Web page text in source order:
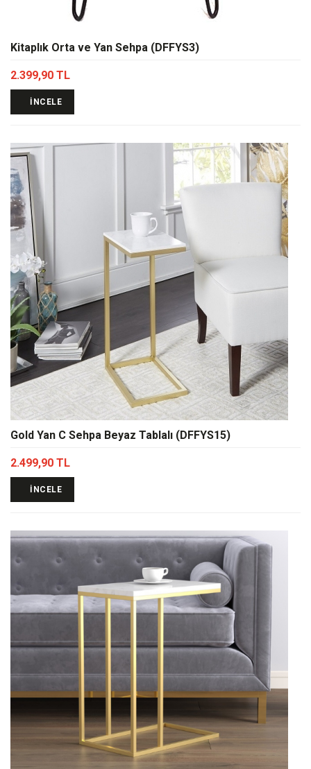
Kitaplık Orta ve Yan Sehpa (DFFYS3)
2.399,90 TL
İNCELE
Gold Yan C Sehpa Beyaz Tablalı (DFFYS15)
2.499,90 TL
İNCELE